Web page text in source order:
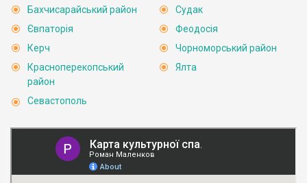
Бахчисарайський район
Євпаторія
Керч
Красноперекопський
район
Севастополь
Судак
Феодосія
Чорноморський район
Ялта